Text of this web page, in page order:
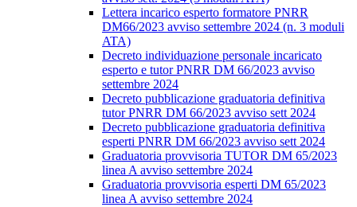
Lettera incarico esperto formatore PNRR
DM66/2023 avviso settembre 2024 (n. 3 moduli
ATA)
Decreto individuazione personale incaricato
esperto e tutor PNRR DM 66/2023 avviso
settembre 2024
Decreto pubblicazione graduatoria definitiva
tutor PNRR DM 66/2023 avviso sett 2024
Decreto pubblicazione graduatoria definitiva
esperti PNRR DM 66/2023 avviso sett 2024
Graduatoria provvisoria TUTOR DM 65/2023
linea A avviso settembre 2024
Graduatoria provvisoria esperti DM 65/2023
linea A avviso settembre 2024